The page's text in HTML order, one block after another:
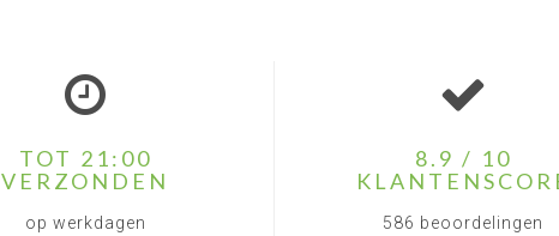
TOT 21:00
VERZONDEN
op werkdagen
8.9 / 10
586 beoordelingen